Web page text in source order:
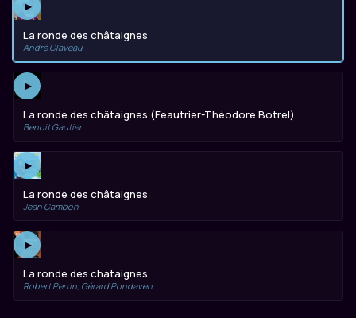
▶
La ronde des châtaignes
André Claveau
▶
La ronde des châtaignes (Feautrier-Théodore Botrel)
Benoit Gautier
▶
La ronde des châtaignes
Jean Cambon
▶
La ronde des chataignes
Robert Perrin, Gérard Pondaven